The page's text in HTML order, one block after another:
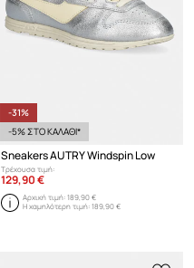
-31%
-5% ΣΤΟ ΚΑΛΑΘΙ*
Sneakers AUTRY Windspin Low
Τρέχουσα τιμή:
129,90 €
Αρχική τιμή:189,90 €
Η χαμηλότερη τιμή:189,90 €